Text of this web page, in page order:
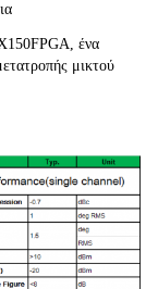
ένα
μικτού